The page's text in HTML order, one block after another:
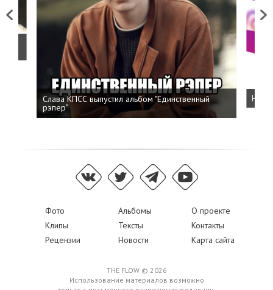
Previous
Слава КПСС выпустил альбом "Единственный
рэпер"
Next
Фото Альбомы
О проекте
Клипы
Тексты
Контакты
Рецензии
Новости Карта сайта
THE FLOW © 2026
Использование материалов возможно